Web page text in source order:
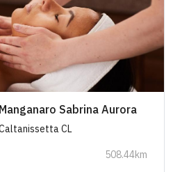
Sabrina Aurora
CL
508.44km